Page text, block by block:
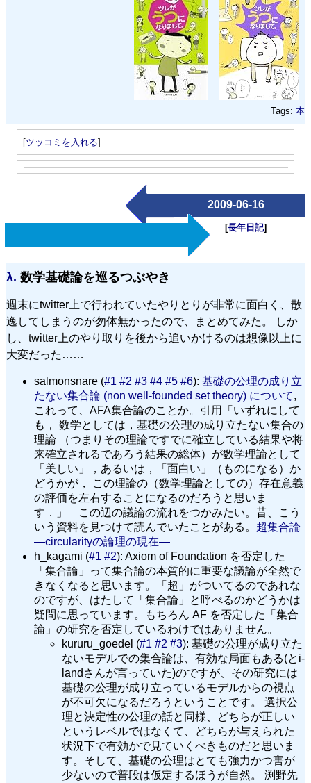
Tags: 本
[ツッコミを入れる]
2009-06-16
[長年日記]
λ. 数学基礎論を巡るつぶやき
週末にtwitter上で行われていたやりとりが非常に面白く、散
逸してしまうのが勿体無かったので、まとめてみた。 しか
し、twitter上のやり取りを後から追いかけるのは想像以上に
大変だった……
salmonsnare (#1 #2 #3 #4 #5 #6): 基礎の公理の成り立
たない集合論 (non well-founded set theory) について,
これって、AFA集合論のことか。引用「いずれにして
も， 数学としては，基礎の公理の成り立たない集合の
理論 （つまりその理論ですでに確立している結果や将
来確立されるであろう結果の総体）が数学理論として
「美しい」，あるいは，「面白い」（ものになる）か
どうかが， この理論の（数学理論としての）存在意義
の評価を左右することになるのだろうと思いま
す．」 この辺の議論の流れをつかみたい。昔、こう
いう資料を見つけて読んでいたことがある。 超集合論
—circularityの論理の現在—
h_kagami (#1 #2): Axiom of Foundation を否定した
「集合論」って集合論の本質的に重要な議論が全然で
きなくなると思います。「超」がついてるのであれな
のですが、はたして「集合論」と呼べるのかどうかは
疑問に思っています。もちろん AF を否定した「集合
論」の研究を否定しているわけではありません。
kururu_goedel (#1 #2 #3): 基礎の公理が成り立た
ないモデルでの集合論は、有効な局面もある(とi-
landさんが言っていた)のですが、その研究には
基礎の公理が成り立っているモデルからの視点
が不可欠になるだろうということです。 選択公
理と決定性の公理の話と同様、どちらが正しい
というレベルではなくて、どちらが与えられた
状況下で有効かで見ていくべきものだと思いま
す。そして、基礎の公理はとても強力かつ害が
少ないので普段は仮定するほうが自然。 渕野先